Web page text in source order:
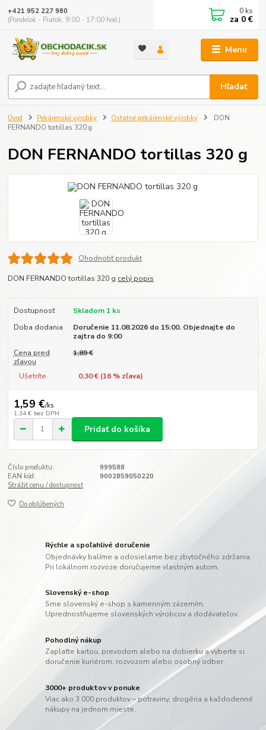
Menu
Hľadať
+421 952 227 980
(Pondelok - Piatok, 9:00 - 17:00 hod.)
0 ks
za 0 €
Úvod Pekárenské výrobky Ostatné pekárenské výrobky
DON
FERNANDO tortillas 320 g
DON FERNANDO tortillas 320 g
Ohodnotiť produkt
DON FERNANDO tortillas 320 g celý popis
Dostupnosť
Skladom 1 ks
Doba dodania
Doručenie 11.08.2026 do 15:00. Objednajte do
zajtra do 9:00
Cena pred
zľavou
1,89 €
Ušetríte 0,30 € (16% zľava)
1,59 €/ks
1,34 € bez DPH
Pridať do košíka
Číslo produktu:
999588
EAN kód:
9002859050220
Strážiť cenu / dostupnosť
Do obľúbených
Rýchle a spoľahlivé doručenie
Objednávky balíme a odosielame bez zbytočného zdržania.
Pri lokálnom rozvoze doručujeme vlastným autom.
Slovenský e-shop
Sme slovenský e-shop s kamenným zázemím.
Uprednostňujeme slovenských výrobcov a dodávateľov.
Pohodlný nákup
Zaplaťte kartou, prevodom alebo na dobierku a vyberte si
doručenie kuriérom, rozvozom alebo osobný odber.
3000+ produktov v ponuke
Viac ako 3 000 produktov – potraviny, drogéria a každodenné
nákupy na jednom mieste.